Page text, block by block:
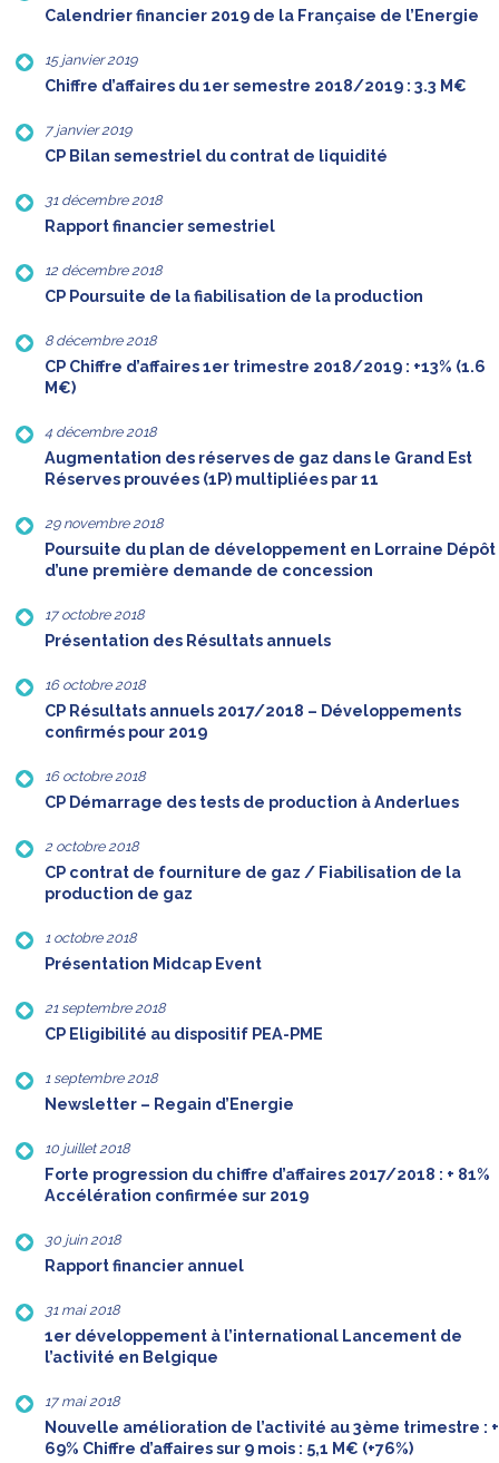
Calendrier financier 2019 de la Française de l’Energie
15 janvier 2019
Chiffre d’affaires du 1er semestre 2018/2019 : 3.3 M€
7 janvier 2019
CP Bilan semestriel du contrat de liquidité
31 décembre 2018
Rapport financier semestriel
12 décembre 2018
CP Poursuite de la fiabilisation de la production
8 décembre 2018
CP Chiffre d’affaires 1er trimestre 2018/2019 : +13% (1.6
M€)
4 décembre 2018
Augmentation des réserves de gaz dans le Grand Est
Réserves prouvées (1P) multipliées par 11
29 novembre 2018
Poursuite du plan de développement en Lorraine Dépôt
d’une première demande de concession
17 octobre 2018
Présentation des Résultats annuels
16 octobre 2018
CP Résultats annuels 2017/2018 – Développements
confirmés pour 2019
16 octobre 2018
CP Démarrage des tests de production à Anderlues
2 octobre 2018
CP contrat de fourniture de gaz / Fiabilisation de la
production de gaz
1 octobre 2018
Présentation Midcap Event
21 septembre 2018
CP Eligibilité au dispositif PEA-PME
1 septembre 2018
Newsletter – Regain d’Energie
10 juillet 2018
Forte progression du chiffre d’affaires 2017/2018 : + 81%
Accélération confirmée sur 2019
30 juin 2018
Rapport financier annuel
31 mai 2018
1er développement à l’international Lancement de
l’activité en Belgique
17 mai 2018
Nouvelle amélioration de l’activité au 3ème trimestre : +
69% Chiffre d’affaires sur 9 mois : 5,1 M€ (+76%)